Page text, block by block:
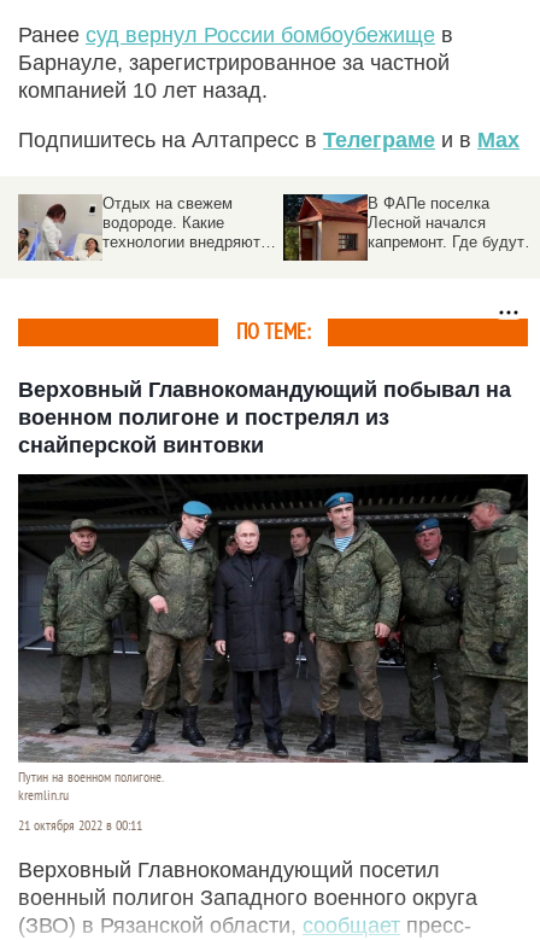
Ранее суд вернул России бомбоубежище в
Барнауле, зарегистрированное за частной
компанией 10 лет назад.
Подпишитесь на Алтапресс в Телеграме и в Max
Отдых на свежем
водороде. Какие
технологии внедряют в
В ФАПе поселка
Лесной начался
капремонт. Где будут
ПО ТЕМЕ:
Верховный Главнокомандующий побывал на
военном полигоне и пострелял из
снайперской винтовки
Путин на военном полигоне.
kremlin.ru
21 октября 2022 в 00:11
Верховный Главнокомандующий посетил
военный полигон Западного военного округа
(ЗВО) в Рязанской области, сообщает пресс-